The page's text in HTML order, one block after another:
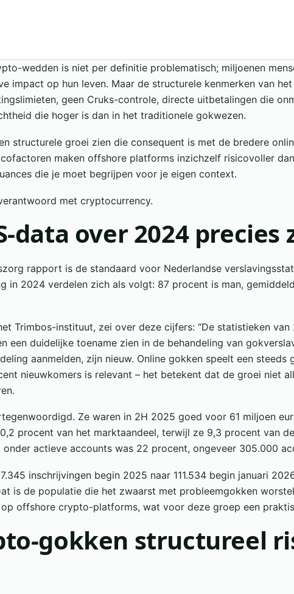
wedden is niet per definitie problematisch; miljoenen
impact op hun leven. Maar de structurele kenmerken van
geen Cruks-controle, directe uitbetalingen die
die hoger is dan in het traditionele gokwezen.
structurele groei zien die consequent is met de bredere
maken offshore platforms inzichzelf risicovoller
die je moet begrijpen voor je eigen context.
met cryptocurrency.
data over 2024 precies
rapport is de standaard voor Nederlandse
in 2024 verdelen zich als volgt: 87 procent is man,
Trimbos-instituut, zei over deze cijfers: “De statistieken
een duidelijke toename zien in de behandeling van
aanmelden, zijn nieuw. Online gokken speelt een steeds
nieuwkomers is relevant – het betekent dat de groei niet
Ze waren in 2H 2025 goed voor 61 miljoen
procent van het marktaandeel, terwijl ze 9,3 procent van
onder actieve accounts was 22 procent, ongeveer 305.000
inschrijvingen begin 2025 naar 111.534 begin januari
is de populatie die het zwaarst met probleemgokken
offshore crypto-platforms, wat voor deze groep een
gokken structureel